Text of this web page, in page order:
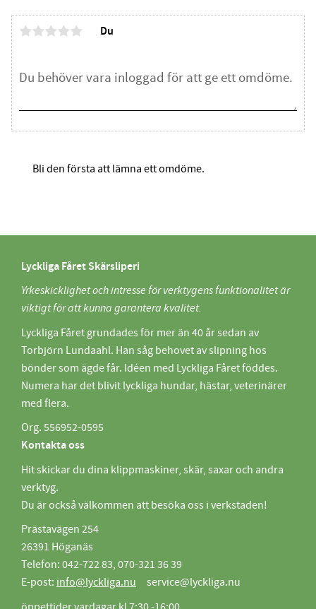
Du
Bli den första att lämna ett omdöme.
Lyckliga Fåret Skärsliperi
Yrkeskicklighet och intresse för verktygens funktionalitet är
viktigt för att kunna garantera kvalitet.
Lyckliga Fåret grundades för mer än 40 år sedan av
Torbjörn Lundaahl. Han såg behovet av slipning hos
bönder som ägde får. Idéen med Lyckliga Fåret föddes.
Numera har det blivit lyckliga hundar, hästar, veterinärer
med flera.
Org. 556952-0595
Kontakta oss
Hit skickar du dina klippmaskiner, skär, saxar och andra
verktyg.
Du är också välkommen att besöka oss i verkstaden!
Prästavägen 254
26391 Höganäs
Telefon: 042-722 83, 070-321 36 39
E-post: info@lyckliga.nu service@lyckliga.nu